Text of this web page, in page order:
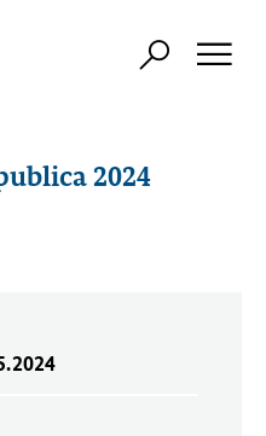
2024